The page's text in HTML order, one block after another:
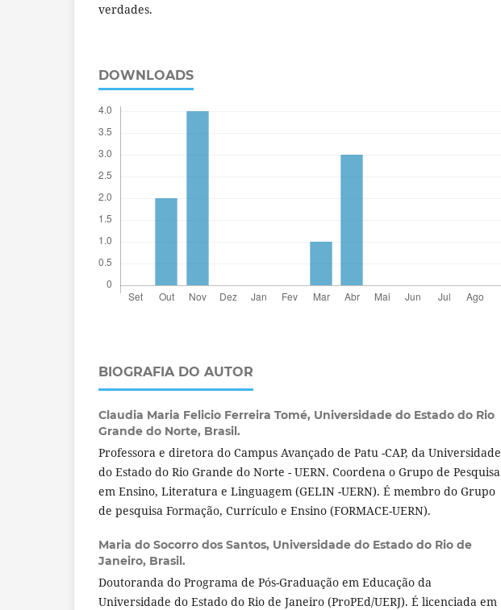
verdades.
DOWNLOADS
BIOGRAFIA DO AUTOR
Claudia Maria Felicio Ferreira Tomé, Universidade do Estado do Rio
Grande do Norte, Brasil.
Professora e diretora do Campus Avançado de Patu -CAP, da Universidade
do Estado do Rio Grande do Norte - UERN. Coordena o Grupo de Pesquisa
em Ensino, Literatura e Linguagem (GELIN -UERN). É membro do Grupo
de pesquisa Formação, Currículo e Ensino (FORMACE-UERN).
Maria do Socorro dos Santos, Universidade do Estado do Rio de
Janeiro, Brasil.
Doutoranda do Programa de Pós-Graduação em Educação da
Universidade do Estado do Rio de Janeiro (ProPEd/UERJ). É licenciada em